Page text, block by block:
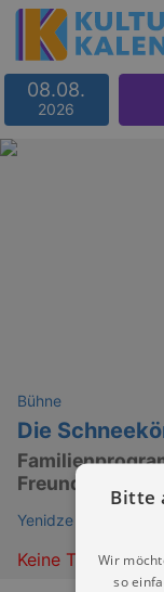
08.08.
2026
Bühne
Die
Freundschaft
Yenidze Theater
Keine Termine
Bitte
Wir
so